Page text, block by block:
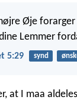
Øje
Lemmer
5:29 synd
at I maa